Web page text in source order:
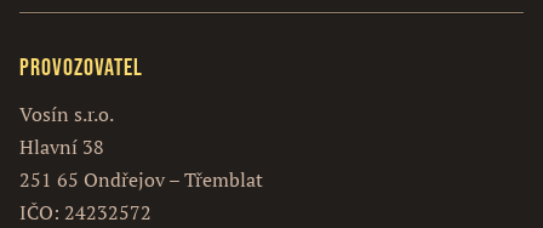
Provozovatel
Vosín s.r.o.
Hlavní 38
251 65 Ondřejov – Třemblat
IČO: 24232572